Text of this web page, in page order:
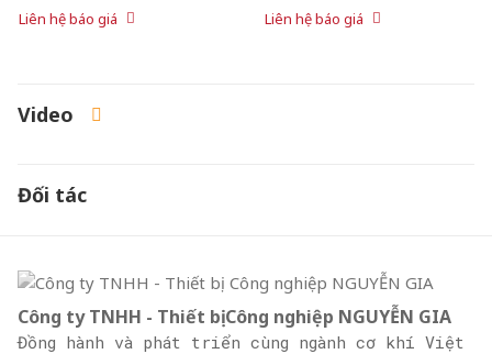
Liên hệ báo giá Liên hệ báo giá
Video
Đối tác
Công ty TNHH - Thiết bị Công nghiệp NGUYỄN GIA
Đồng hành và phát triển cùng ngành cơ khí Việt